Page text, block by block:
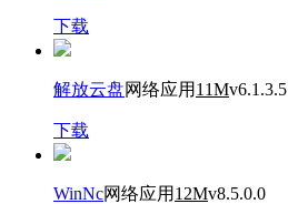
下载
解放云盘网络应用 11Mv6.1.3.5
下载
WinNc网络应用 12Mv8.5.0.0